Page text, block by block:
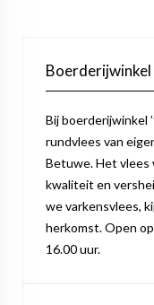
Bij boerderijwinkel
rundvlees van
Betuwe. Het vlees
kwaliteit en
we varkensvlees,
herkomst. Open
16.00 uur.